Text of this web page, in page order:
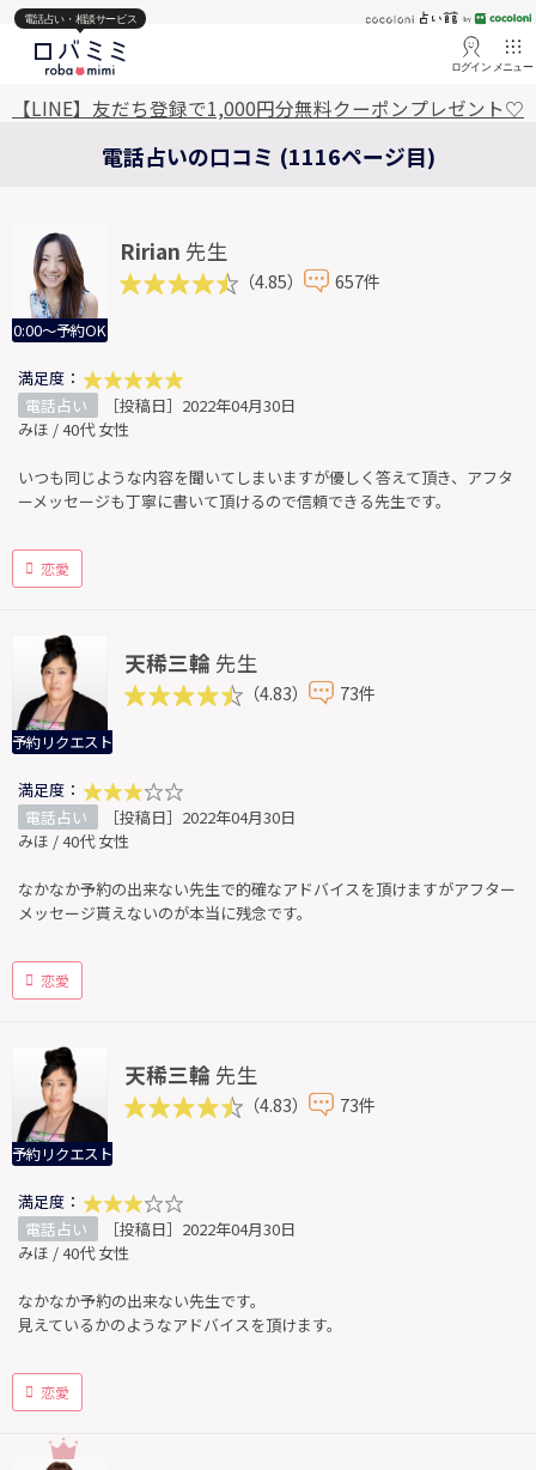
電話占い・相談サービス
ログイン メニュー
【LINE】友だち登録で1,000円分無料クーポンプレゼント♡
電話占いの口コミ (1116ページ目)
0:00～予約OK
Ririan 先生
（4.85） 657件
満足度：
電話占い
［投稿日］2022年04月30日
みほ / 40代 女性
いつも同じような内容を聞いてしまいますが優しく答えて頂き、アフタ
ーメッセージも丁寧に書いて頂けるので信頼できる先生です。
恋愛
予約リクエスト
天稀三輪 先生
（4.83） 73件
満足度：
電話占い
［投稿日］2022年04月30日
みほ / 40代 女性
なかなか予約の出来ない先生で的確なアドバイスを頂けますがアフター
メッセージ貰えないのが本当に残念です。
恋愛
予約リクエスト
天稀三輪 先生
（4.83） 73件
満足度：
電話占い
［投稿日］2022年04月30日
みほ / 40代 女性
なかなか予約の出来ない先生です。
見えているかのようなアドバイスを頂けます。
恋愛